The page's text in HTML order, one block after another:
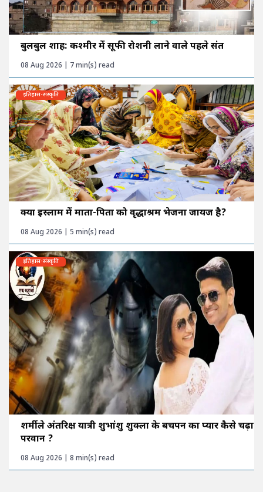
बुलबुल शाह: कश्मीर में सूफी रोशनी लाने वाले पहले संत
08 Aug 2026 | 7 min(s) read
इतिहास-संस्कृति
क्या इस्लाम में माता-पिता को वृद्धाश्रम भेजना जायज है?
08 Aug 2026 | 5 min(s) read
इतिहास-संस्कृति
शर्मीले अंतरिक्ष यात्री शुभांशु शुक्ला के बचपन का प्यार कैसे चढ़ा
परवान ?
08 Aug 2026 | 8 min(s) read